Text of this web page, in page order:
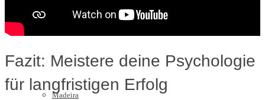
Madeira
Fazit: Meistere deine Psychologie
für langfristigen Erfolg